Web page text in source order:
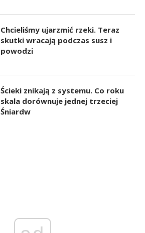
Chcieliśmy ujarzmić rzeki. Teraz
skutki wracają podczas susz i
powodzi
Ścieki znikają z systemu. Co roku
skala dorównuje jednej trzeciej
Śniardw